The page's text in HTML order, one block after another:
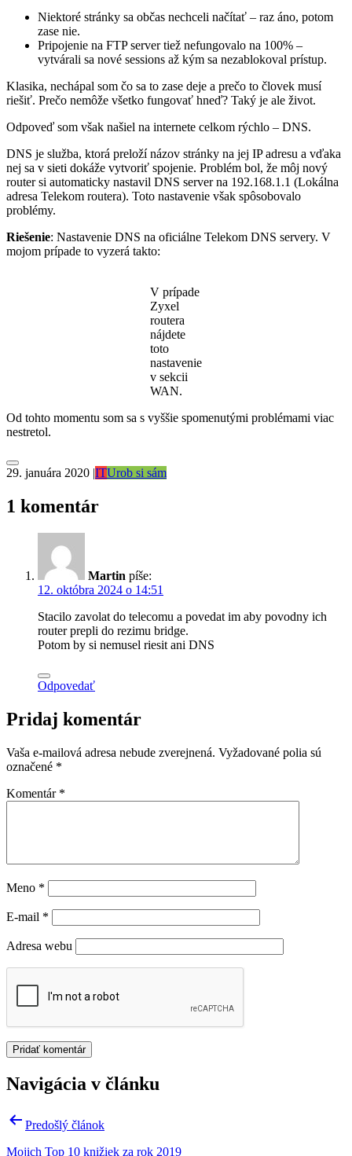
Niektoré stránky sa občas nechceli načítať – raz áno, potom
zase nie.
Pripojenie na FTP server tiež nefungovalo na 100% –
vytvárali sa nové sessions až kým sa nezablokoval prístup.
Klasika, nechápal som čo sa to zase deje a prečo to človek musí
riešiť. Prečo nemôže všetko fungovať hneď? Taký je ale život.
Odpoveď som však našiel na internete celkom rýchlo – DNS.
DNS je služba, ktorá preloží názov stránky na jej IP adresu a vďaka
nej sa v sieti dokáže vytvoriť spojenie. Problém bol, že môj nový
router si automaticky nastavil DNS server na 192.168.1.1 (Lokálna
adresa Telekom routera). Toto nastavenie však spôsobovalo
problémy.
Riešenie: Nastavenie DNS na oficiálne Telekom DNS servery. V
mojom prípade to vyzerá takto:
V prípade
Zyxel
routera
nájdete
toto
nastavenie
v sekcii
WAN.
Od tohto momentu som sa s vyššie spomenutými problémami viac
nestretol.
29. januára 2020 |ITUrob si sám
1 komentár
Martin píše:
12. októbra 2024 o 14:51
Stacilo zavolat do telecomu a povedat im aby povodny ich
router prepli do rezimu bridge.
Potom by si nemusel riesit ani DNS
Odpovedať
Pridaj komentár
Vaša e-mailová adresa nebude zverejnená. Vyžadované polia sú
označené *
Komentár *
Meno *
E-mail *
Adresa webu
Navigácia v článku
Predošlý článok
Mojich Top 10 knižiek za rok 2019